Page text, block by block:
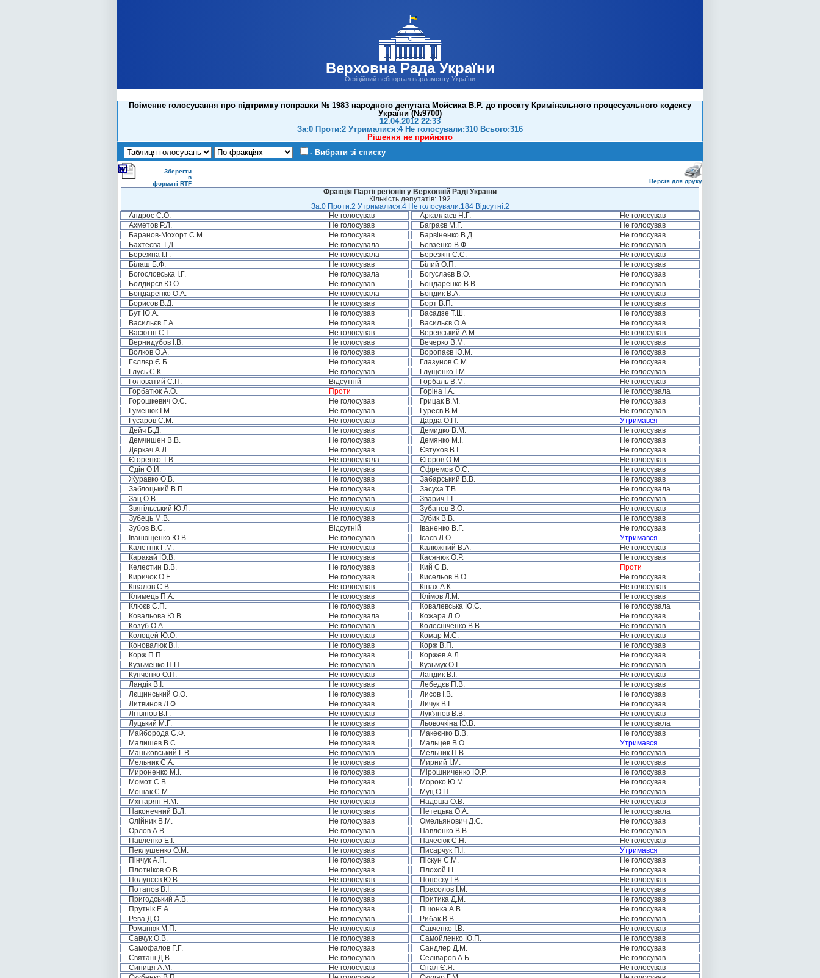
Верховна Рада України
Офіційний вебпортал парламенту України
Поіменне голосування про підтримку поправки № 1983 народного депутата Мойсика В.Р. до проекту Кримінального процесуального кодексу
України (№9700)
12.04.2012 22:33
За:0 Проти:2 Утрималися:4 Не голосували:310 Всього:316
Рішення не прийнято
- Вибрати зі списку
Зберегти
в
форматі RTF
Версія для друку
Фракція Партії регіонів у Верховній Раді України
Кількість депутатів: 192
За:0 Проти:2 Утрималися:4 Не голосували:184 Відсутні:2
Андрос С.О.
Не голосував Аркаллаєв Н.Г.
Не голосував
Ахметов Р.Л.
Не голосував Баграєв М.Г.
Не голосував
Баранов-Мохорт С.М.
Не голосував Барвіненко В.Д.
Не голосував
Бахтеєва Т.Д.
Не голосувала Бевзенко В.Ф.
Не голосував
Бережна І.Г.
Не голосувала Березкін С.С.
Не голосував
Білаш Б.Ф.
Не голосував Білий О.П.
Не голосував
Богословська І.Г.
Не голосувала Богуслаєв В.О.
Не голосував
Болдирєв Ю.О.
Не голосував Бондаренко В.В.
Не голосував
Бондаренко О.А.
Не голосувала Бондик В.А.
Не голосував
Борисов В.Д.
Не голосував Борт В.П.
Не голосував
Бут Ю.А.
Не голосував Васадзе Т.Ш.
Не голосував
Васильєв Г.А.
Не голосував Васильєв О.А.
Не голосував
Васютін С.І.
Не голосував Веревський А.М.
Не голосував
Вернидубов І.В.
Не голосував Вечерко В.М.
Не голосував
Волков О.А.
Не голосував Воропаєв Ю.М.
Не голосував
Гєллєр Є.Б.
Не голосував Глазунов С.М.
Не голосував
Глусь С.К.
Не голосував Глущенко І.М.
Не голосував
Головатий С.П.
Відсутній Горбаль В.М.
Не голосував
Горбатюк А.О.
Проти Горіна І.А.
Не голосувала
Горошкевич О.С.
Не голосував Грицак В.М.
Не голосував
Гуменюк І.М.
Не голосував Гуреєв В.М.
Не голосував
Гусаров С.М.
Не голосував Дарда О.П.
Утримався
Дейч Б.Д.
Не голосував Демидко В.М.
Не голосував
Демчишен В.В.
Не голосував Демянко М.І.
Не голосував
Деркач А.Л.
Не голосував Євтухов В.І.
Не голосував
Єгоренко Т.В.
Не голосувала Єгоров О.М.
Не голосував
Єдін О.Й.
Не голосував Єфремов О.С.
Не голосував
Журавко О.В.
Не голосував Забарський В.В.
Не голосував
Заблоцький В.П.
Не голосував Засуха Т.В.
Не голосувала
Зац О.В.
Не голосував Зварич І.Т.
Не голосував
Звягільський Ю.Л.
Не голосував Зубанов В.О.
Не голосував
Зубець М.В.
Не голосував Зубик В.В.
Не голосував
Зубов В.С.
Відсутній Іваненко В.Г.
Не голосував
Іванющенко Ю.В.
Не голосував Ісаєв Л.О.
Утримався
Калетнік Г.М.
Не голосував Калюжний В.А.
Не голосував
Каракай Ю.В.
Не голосував Касянюк О.Р.
Не голосував
Келестин В.В.
Не голосував Кий С.В.
Проти
Киричок О.Е.
Не голосував Кисельов В.О.
Не голосував
Ківалов С.В.
Не голосував Кінах А.К.
Не голосував
Климець П.А.
Не голосував Клімов Л.М.
Не голосував
Клюєв С.П.
Не голосував Ковалевська Ю.С.
Не голосувала
Ковальова Ю.В.
Не голосувала Кожара Л.О.
Не голосував
Козуб О.А.
Не голосував Колесніченко В.В.
Не голосував
Колоцей Ю.О.
Не голосував Комар М.С.
Не голосував
Коновалюк В.І.
Не голосував Корж В.П.
Не голосував
Корж П.П.
Не голосував Коржев А.Л.
Не голосував
Кузьменко П.П.
Не голосував Кузьмук О.І.
Не голосував
Кунченко О.П.
Не голосував Ландик В.І.
Не голосував
Ландік В.І.
Не голосував Лебедєв П.В.
Не голосував
Лєщинський О.О.
Не голосував Лисов І.В.
Не голосував
Литвинов Л.Ф.
Не голосував Личук В.І.
Не голосував
Літвінов В.Г.
Не голосував Лук’янов В.В.
Не голосував
Луцький М.Г.
Не голосував Льовочкіна Ю.В.
Не голосувала
Майборода С.Ф.
Не голосував Макеєнко В.В.
Не голосував
Малишев В.С.
Не голосував Мальцев В.О.
Утримався
Маньковський Г.В.
Не голосував Мельник П.В.
Не голосував
Мельник С.А.
Не голосував Мирний І.М.
Не голосував
Мироненко М.І.
Не голосував Мірошниченко Ю.Р.
Не голосував
Момот С.В.
Не голосував Мороко Ю.М.
Не голосував
Мошак С.М.
Не голосував Муц О.П.
Не голосував
Мхітарян Н.М.
Не голосував Надоша О.В.
Не голосував
Наконечний В.Л.
Не голосував Нетецька О.А.
Не голосувала
Олійник В.М.
Не голосував Омельянович Д.С.
Не голосував
Орлов А.В.
Не голосував Павленко В.В.
Не голосував
Павленко Е.І.
Не голосував Пачесюк С.Н.
Не голосував
Пеклушенко О.М.
Не голосував Писарчук П.І.
Утримався
Пінчук А.П.
Не голосував Піскун С.М.
Не голосував
Плотніков О.В.
Не голосував Плохой І.І.
Не голосував
Полунєєв Ю.В.
Не голосував Попеску І.В.
Не голосував
Потапов В.І.
Не голосував Прасолов І.М.
Не голосував
Пригодський А.В.
Не голосував Притика Д.М.
Не голосував
Прутнік Е.А.
Не голосував Пшонка А.В.
Не голосував
Рева Д.О.
Не голосував Рибак В.В.
Не голосував
Романюк М.П.
Не голосував Савченко І.В.
Не голосував
Савчук О.В.
Не голосував Самойленко Ю.П.
Не голосував
Самофалов Г.Г.
Не голосував Сандлер Д.М.
Не голосував
Святаш Д.В.
Не голосував Селіваров А.Б.
Не голосував
Синиця А.М.
Не голосував Сігал Є.Я.
Не голосував